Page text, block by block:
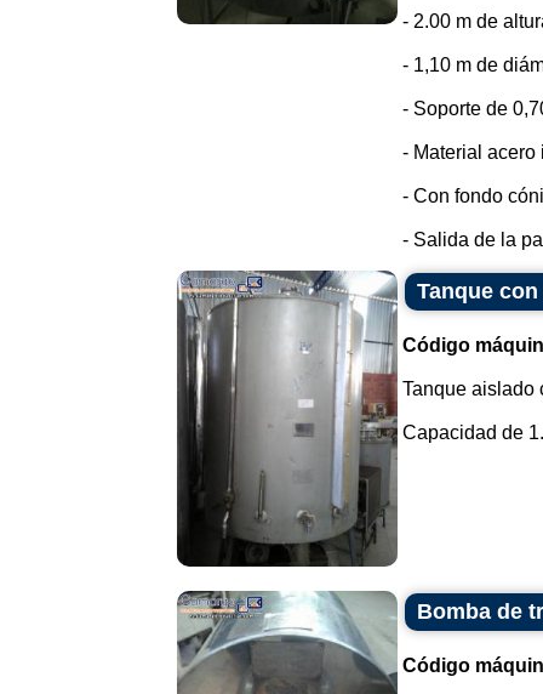
- 2.00 m de
- 1,10 m de
- Soporte de
- Material
- Con fondo
- Salida de la
Tanque
Código
Tanque aislado
Capacidad de
Bomba de
Código